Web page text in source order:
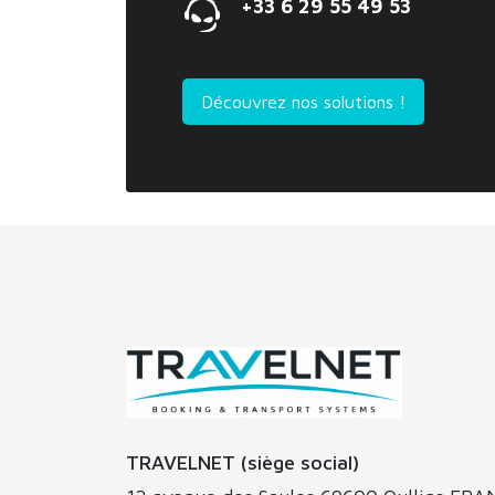
+33 6 29 55 49 53
Découvrez nos solutions !
TRAVELNET (siège social)